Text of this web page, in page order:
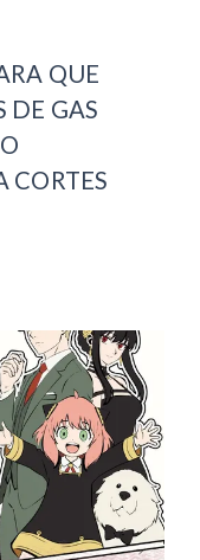
QUE
DE GAS
CORTES